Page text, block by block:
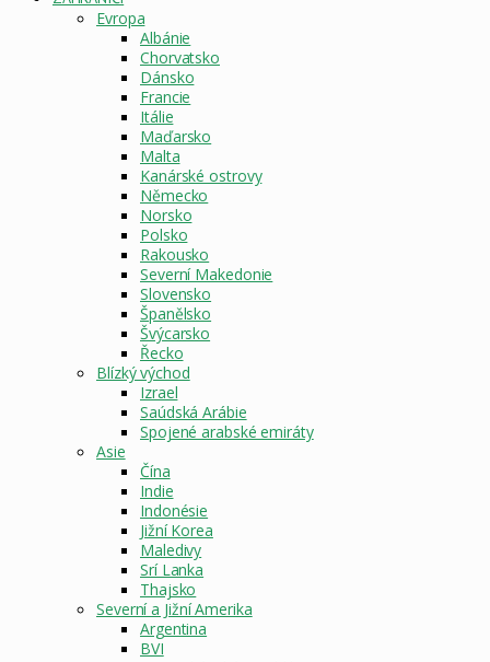
Evropa
Albánie
Chorvatsko
Dánsko
Francie
Itálie
Maďarsko
Malta
Kanárské ostrovy
Německo
Norsko
Polsko
Rakousko
Severní Makedonie
Slovensko
Španělsko
Švýcarsko
Řecko
Blízký východ
Izrael
Saúdská Arábie
Spojené arabské emiráty
Asie
Čína
Indie
Indonésie
Jižní Korea
Maledivy
Srí Lanka
Thajsko
Severní a Jižní Amerika
Argentina
BVI